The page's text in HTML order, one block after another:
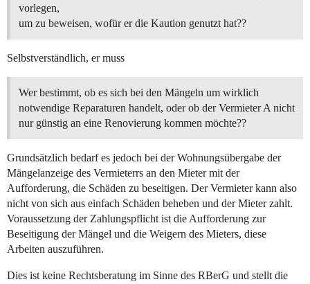
vorlegen,
um zu beweisen, wofür er die Kaution genutzt hat??
Selbstverständlich, er muss
Wer bestimmt, ob es sich bei den Mängeln um wirklich
notwendige Reparaturen handelt, oder ob der Vermieter A nicht
nur günstig an eine Renovierung kommen möchte??
Grundsätzlich bedarf es jedoch bei der Wohnungsübergabe der
Mängelanzeige des Vermieterrs an den Mieter mit der
Aufforderung, die Schäden zu beseitigen. Der Vermieter kann also
nicht von sich aus einfach Schäden beheben und der Mieter zahlt.
Voraussetzung der Zahlungspflicht ist die Aufforderung zur
Beseitigung der Mängel und die Weigern des Mieters, diese
Arbeiten auszuführen.
Dies ist keine Rechtsberatung im Sinne des RBerG und stellt die